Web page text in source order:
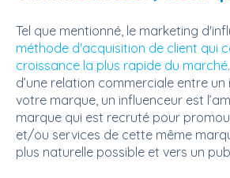
Tel que mentionné, le marketing
méthode d'acquisition de client qui
croissance la plus rapide du marché
d’une relation commerciale entre
votre marque, un influenceur est
marque qui est recruté pour
et/ou services de cette même
plus naturelle possible et vers un